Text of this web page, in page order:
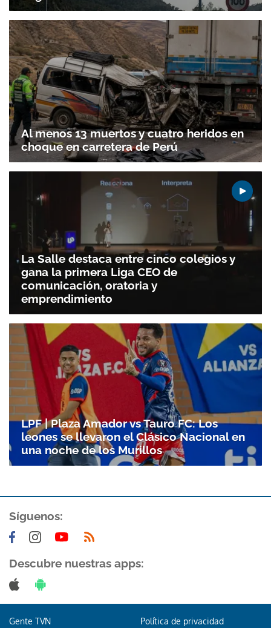
Gracias por suscribirte a nuestro boletín.
ACEPTAR
Al menos 13 muertos y cuatro heridos en
choque en carretera de Perú
La Salle destaca entre cinco colegios y
gana la primera Liga CEO de
comunicación, oratoria y
emprendimiento
LPF | Plaza Amador vs Tauro FC: Los
leones se llevaron el Clásico Nacional en
una noche de los Murillos
Síguenos:
Descubre nuestras apps:
Gente TVN Política de privacidad